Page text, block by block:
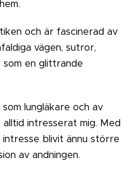
och är fascinerad av
vägen, sutror,
en glittrande
lungläkare och av
alltid intresserat mig. Med
blivit ännu större
av andningen.